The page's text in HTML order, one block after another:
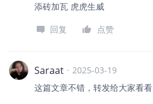
添砖加瓦 虎虎生威
回复
点赞
Saraat · 2025-03-19
这篇文章不错，转发给大家看看